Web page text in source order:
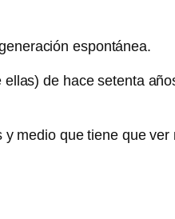
espontánea.
de hace setenta
medio que tiene que